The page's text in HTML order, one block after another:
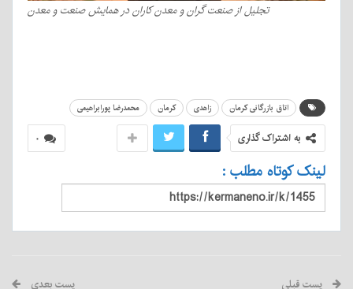
تجلیل از صنعت گران و معدن کاران در همایش صنعت و معدن
اتاق بازرگانی کرمان زاهدی کرمان محمدرضا پورابراهیمی
۰ به اشتراک گذاری
لینک کوتاه مطلب :
پست قبلی پست بعدی